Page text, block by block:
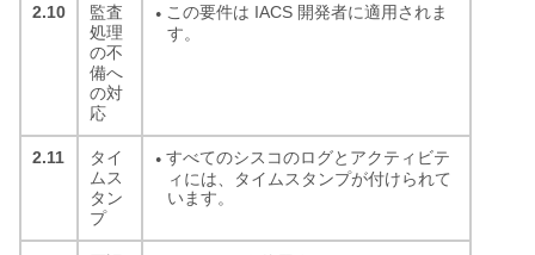
2.10
監査
処理
の不
備へ
の対
応
● この要件は IACS 開発者に適用されま
す。
2.11
タイ
ムス
タン
プ
● すべてのシスコのログとアクティビテ
ィには、タイムスタンプが付けられて
います。